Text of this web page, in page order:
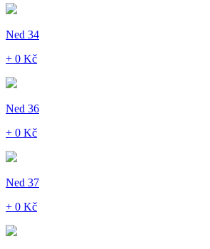
Ned 34
+ 0 Kč
Ned 36
+ 0 Kč
Ned 37
+ 0 Kč